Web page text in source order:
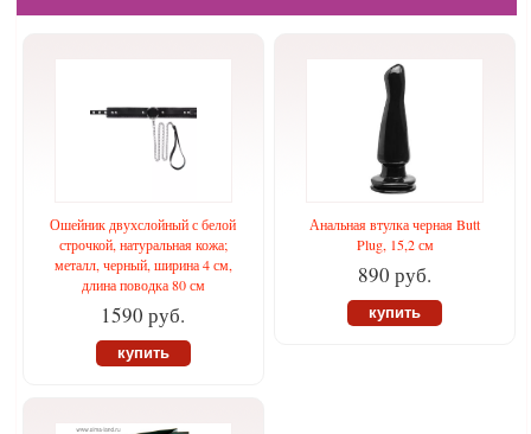
Ошейник двухслойный с белой
строчкой, натуральная кожа;
металл, черный, ширина 4 см,
длина поводка 80 см
1590 руб.
купить
Анальная втулка черная Butt
Plug, 15,2 см
890 руб.
купить